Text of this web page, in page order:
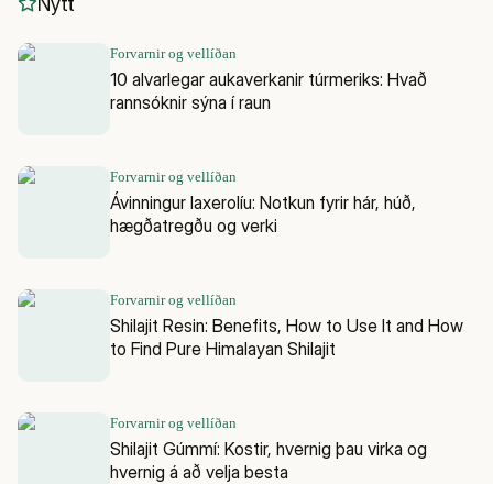
Forvarnir og vellíðan
10 alvarlegar aukaverkanir túrmeriks: Hvað
rannsóknir sýna í raun
Forvarnir og vellíðan
Ávinningur laxerolíu: Notkun fyrir hár, húð,
hægðatregðu og verki
Forvarnir og vellíðan
Shilajit Resin: Benefits, How to Use It and How
to Find Pure Himalayan Shilajit
Forvarnir og vellíðan
Shilajit Gúmmí: Kostir, hvernig þau virka og
hvernig á að velja besta